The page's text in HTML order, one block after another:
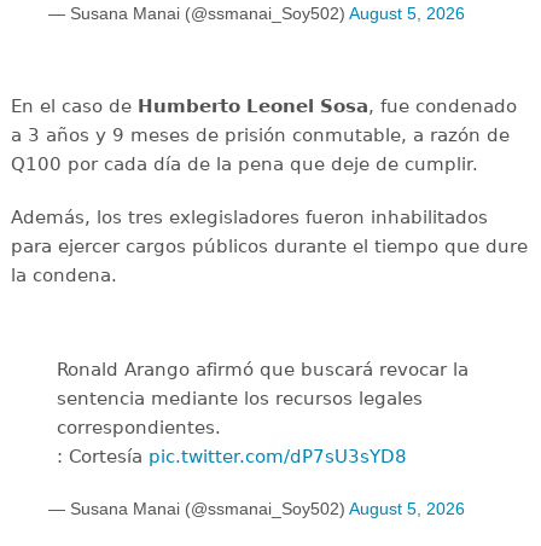
— Susana Manai (@ssmanai_Soy502) August 5, 2026
En el caso de Humberto Leonel Sosa, fue condenado
a 3 años y 9 meses de prisión conmutable, a razón de
Q100 por cada día de la pena que deje de cumplir.
Además, los tres exlegisladores fueron inhabilitados
para ejercer cargos públicos durante el tiempo que dure
la condena.
Ronald Arango afirmó que buscará revocar la
sentencia mediante los recursos legales
correspondientes.
: Cortesía pic.twitter.com/dP7sU3sYD8
— Susana Manai (@ssmanai_Soy502) August 5, 2026